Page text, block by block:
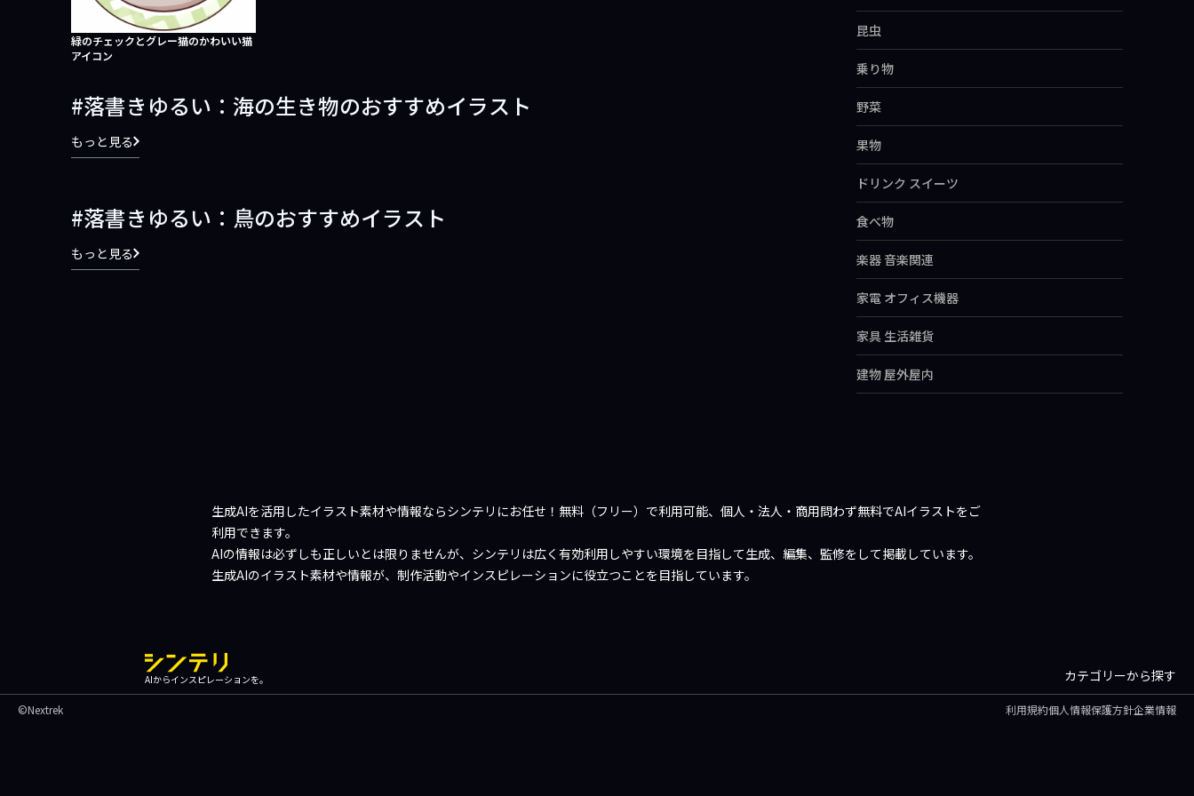
緑のチェックとグレー猫のかわいい猫
アイコン
落書きゆるい：海の生き物のおすすめイラスト
もっと見る
落書きゆるい：鳥のおすすめイラスト
もっと見る
昆虫
乗り物
野菜
果物
ドリンク スイーツ
食べ物
楽器 音楽関連
家電 オフィス機器
家具 生活雑貨
建物 屋外屋内
生成AIを活用したイラスト素材や情報ならシンテリにお任せ！無料（フリー）で利用可能、個人・法人・商用問わず無料でAIイラストをご
利用できます。
AIの情報は必ずしも正しいとは限りませんが、シンテリは広く有効利用しやすい環境を目指して生成、編集、監修をして掲載しています。
生成AIのイラスト素材や情報が、制作活動やインスピレーションに役立つことを目指しています。
カテゴリーから探す
AIからインスピレーションを。
©Nextrek 利用規約個人情報保護方針企業情報